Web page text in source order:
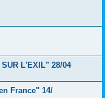
L'EXIL" 28/04
France" 14/